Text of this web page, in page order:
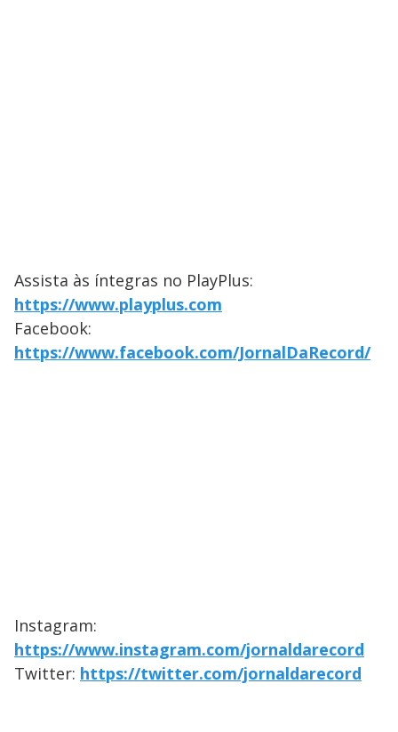
Assista às íntegras no PlayPlus:
https://www.playplus.com
Facebook:
https://www.facebook.com/JornalDaRecord/
Instagram:
https://www.instagram.com/jornaldarecord
Twitter: https://twitter.com/jornaldarecord